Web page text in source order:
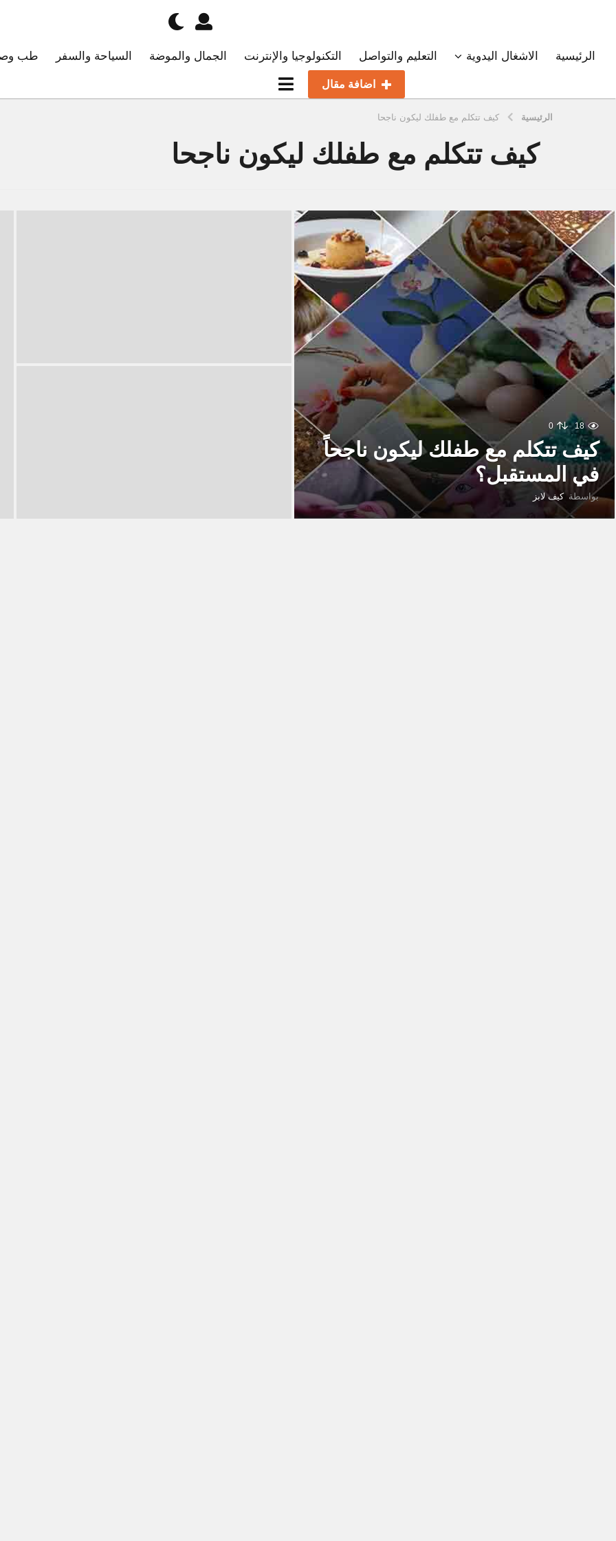
الرئيسية الاشغال اليدوية التعليم والتواصل التكنولوجيا والإنترنت الجمال والموضة السياحة والسفر طب
اضافة مقال
الرئيسية كيف تتكلم مع طفلك ليكون ناجحا
كيف تتكلم مع طفلك ليكون ناجحا
18
0
كيف تتكلم مع طفلك ليكون ناجحاً
في المستقبل؟
بواسطة كيف لابز